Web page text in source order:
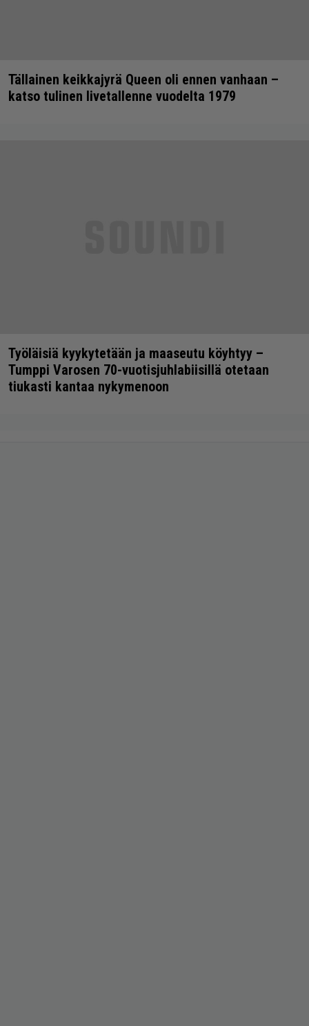
Tällainen keikkajyrä Queen oli ennen vanhaan –
katso tulinen livetallenne vuodelta 1979
Työläisiä kyykytetään ja maaseutu köyhtyy –
Tumppi Varosen 70-vuotisjuhlabiisillä otetaan
tiukasti kantaa nykymenoon